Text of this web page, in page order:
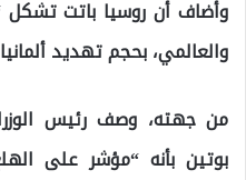
وأضاف أن روسيا باتت تشكل
والعالمي، بحجم تهديد
من جهته، وصف رئيس
بوتين بأنه “مؤشر على